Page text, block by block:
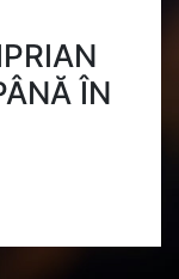
ÎN